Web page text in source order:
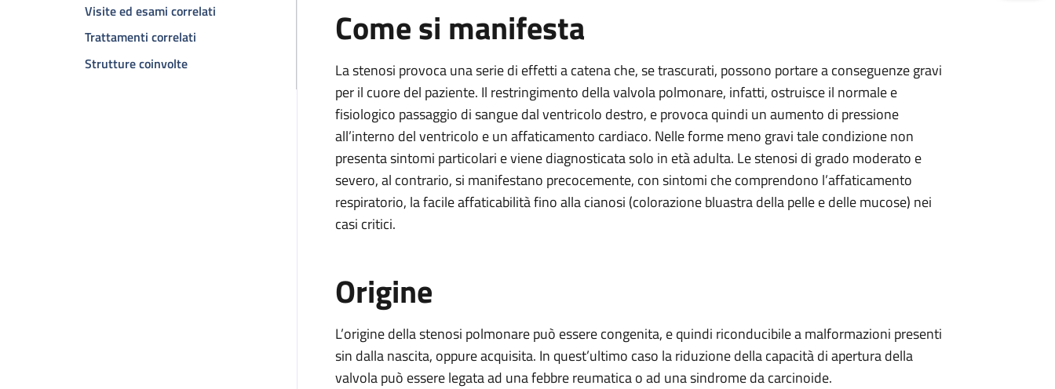
Visite ed esami correlati
Trattamenti correlati della pagina Stenosi polmonare
Strutture coinvoltedella pagina Stenosi polmonare
Come si manifesta
La stenosi provoca una serie di effetti a catena che, se trascurati, possono portare a conseguenze gravi
per il cuore del paziente. Il restringimento della valvola polmonare, infatti, ostruisce il normale e
fisiologico passaggio di sangue dal ventricolo destro, e provoca quindi un aumento di pressione
all’interno del ventricolo e un affaticamento cardiaco. Nelle forme meno gravi tale condizione non
presenta sintomi particolari e viene diagnosticata solo in età adulta. Le stenosi di grado moderato e
severo, al contrario, si manifestano precocemente, con sintomi che comprendono l’affaticamento
respiratorio, la facile affaticabilità fino alla cianosi (colorazione bluastra della pelle e delle mucose) nei
casi critici.
Origine
L’origine della stenosi polmonare può essere congenita, e quindi riconducibile a malformazioni presenti
sin dalla nascita, oppure acquisita. In quest’ultimo caso la riduzione della capacità di apertura della
valvola può essere legata ad una febbre reumatica o ad una sindrome da carcinoide.